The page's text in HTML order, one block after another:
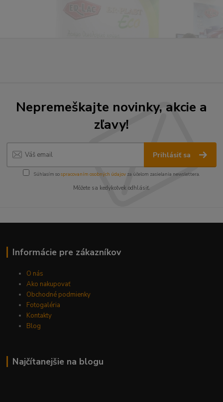
Nepremeškajte novinky, akcie a
zľavy!
Prihlásiť sa
Súhlasím sospracovaním osobných údajov za účelom zasielania newslettera.
Môžete sa kedykoľvek odhlásiť.
Informácie pre zákazníkov
O nás
Ako nakupovať
Obchodné podmienky
Fotogaléria
Kontakty
Blog
Najčítanejšie na blogu